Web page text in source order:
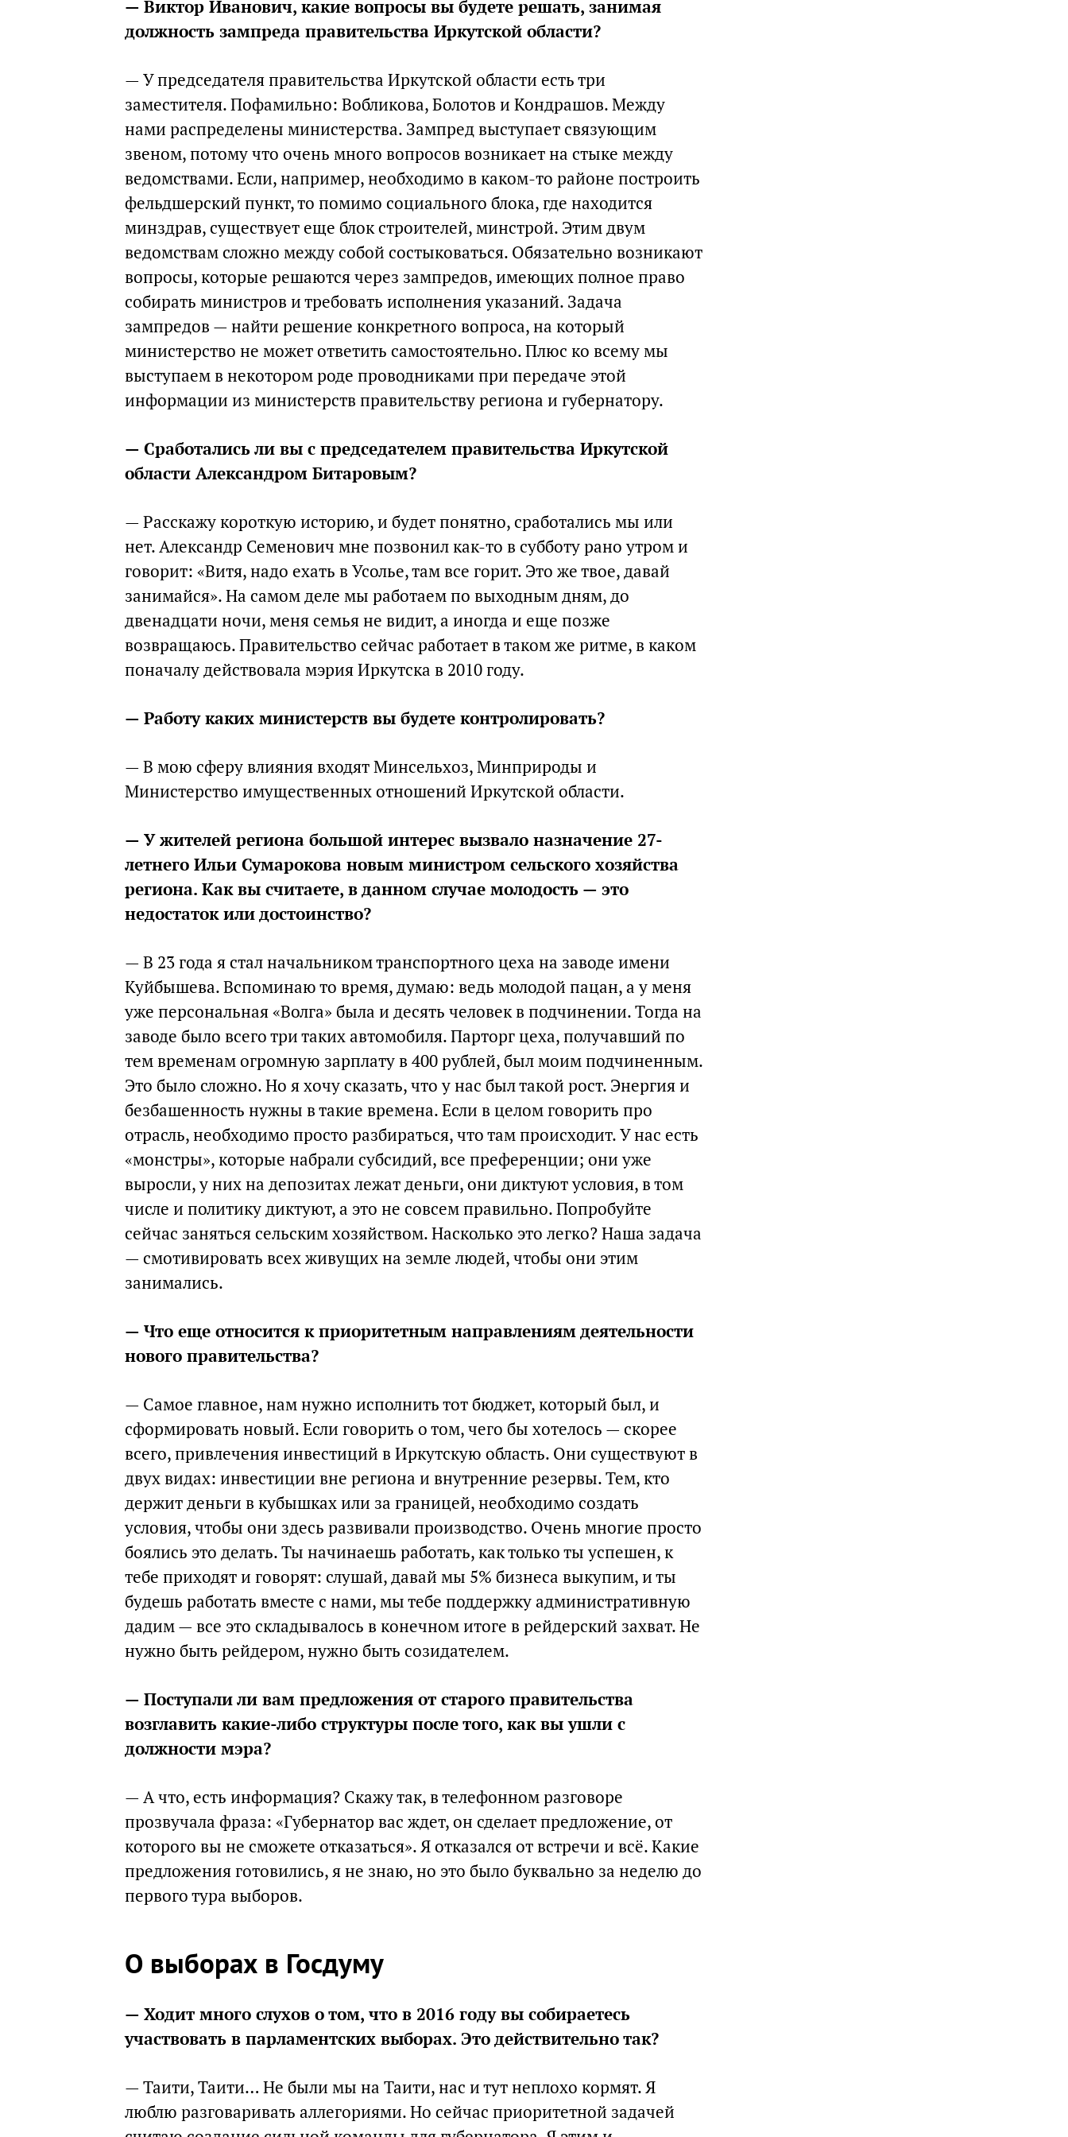
— Виктор Иванович, какие вопросы вы будете решать, занимая
должность зампреда правительства Иркутской области?
— У председателя правительства Иркутской области есть три
заместителя. Пофамильно: Вобликова, Болотов и Кондрашов. Между
нами распределены министерства. Зампред выступает связующим
звеном, потому что очень много вопросов возникает на стыке между
ведомствами. Если, например, необходимо в каком-то районе построить
фельдшерский пункт, то помимо социального блока, где находится
минздрав, существует еще блок строителей, минстрой. Этим двум
ведомствам сложно между собой состыковаться. Обязательно возникают
вопросы, которые решаются через зампредов, имеющих полное право
собирать министров и требовать исполнения указаний. Задача
зампредов — найти решение конкретного вопроса, на который
министерство не может ответить самостоятельно. Плюс ко всему мы
выступаем в некотором роде проводниками при передаче этой
информации из министерств правительству региона и губернатору.
— Сработались ли вы с председателем правительства Иркутской
области Александром Битаровым?
— Расскажу короткую историю, и будет понятно, сработались мы или
нет. Александр Семенович мне позвонил как-то в субботу рано утром и
говорит: «Витя, надо ехать в Усолье, там все горит. Это же твое, давай
занимайся». На самом деле мы работаем по выходным дням, до
двенадцати ночи, меня семья не видит, а иногда и еще позже
возвращаюсь. Правительство сейчас работает в таком же ритме, в каком
поначалу действовала мэрия Иркутска в 2010 году.
— Работу каких министерств вы будете контролировать?
— В мою сферу влияния входят Минсельхоз, Минприроды и
Министерство имущественных отношений Иркутской области.
— У жителей региона большой интерес вызвало назначение 27-
летнего Ильи Сумарокова новым министром сельского хозяйства
региона. Как вы считаете, в данном случае молодость — это
недостаток или достоинство?
— В 23 года я стал начальником транспортного цеха на заводе имени
Куйбышева. Вспоминаю то время, думаю: ведь молодой пацан, а у меня
уже персональная «Волга» была и десять человек в подчинении. Тогда на
заводе было всего три таких автомобиля. Парторг цеха, получавший по
тем временам огромную зарплату в 400 рублей, был моим подчиненным.
Это было сложно. Но я хочу сказать, что у нас был такой рост. Энергия и
безбашенность нужны в такие времена. Если в целом говорить про
отрасль, необходимо просто разбираться, что там происходит. У нас есть
«монстры», которые набрали субсидий, все преференции; они уже
выросли, у них на депозитах лежат деньги, они диктуют условия, в том
числе и политику диктуют, а это не совсем правильно. Попробуйте
сейчас заняться сельским хозяйством. Насколько это легко? Наша задача
— смотивировать всех живущих на земле людей, чтобы они этим
занимались.
— Что еще относится к приоритетным направлениям деятельности
нового правительства?
— Самое главное, нам нужно исполнить тот бюджет, который был, и
сформировать новый. Если говорить о том, чего бы хотелось — скорее
всего, привлечения инвестиций в Иркутскую область. Они существуют в
двух видах: инвестиции вне региона и внутренние резервы. Тем, кто
держит деньги в кубышках или за границей, необходимо создать
условия, чтобы они здесь развивали производство. Очень многие просто
боялись это делать. Ты начинаешь работать, как только ты успешен, к
тебе приходят и говорят: слушай, давай мы 5% бизнеса выкупим, и ты
будешь работать вместе с нами, мы тебе поддержку административную
дадим — все это складывалось в конечном итоге в рейдерский захват. Не
нужно быть рейдером, нужно быть созидателем.
— Поступали ли вам предложения от старого правительства
возглавить какие-либо структуры после того, как вы ушли с
должности мэра?
— А что, есть информация? Скажу так, в телефонном разговоре
прозвучала фраза: «Губернатор вас ждет, он сделает предложение, от
которого вы не сможете отказаться». Я отказался от встречи и всё. Какие
предложения готовились, я не знаю, но это было буквально за неделю до
первого тура выборов.
О выборах в Госдуму
— Ходит много слухов о том, что в 2016 году вы собираетесь
участвовать в парламентских выборах. Это действительно так?
— Таити, Таити… Не были мы на Таити, нас и тут неплохо кормят. Я
люблю разговаривать аллегориями. Но сейчас приоритетной задачей